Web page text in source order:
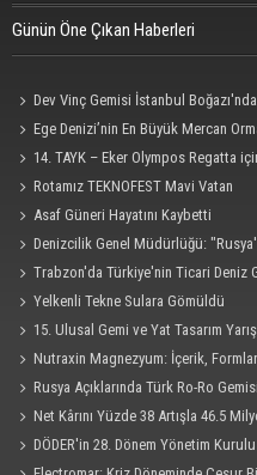
Günün Öne Çıkan Haberleri
Dev Vinç Gemisi İstanbul
Ege Denizi’nin En Büyük Mercan
14. TAYK – Eker Olympos Regatta
Rotamız TEKNOFEST Mavi Vatan
Asaf Güneri Hayatını Kaybetti
Denizcilik Genel Müdürlüğü:
Saldırısına Uğradı"
Trabzon'da Türkiye'nin Ticari Deniz
Yelkenli Tekne Sulara Gömüldü
15. Ulusal Gemi ve Yat Tasarım
Uzatıldı
Nutraxin Magnezyum: İçerik,
Rusya Açıklarında Türk Ro-Ro
Net Kârını Yüzde 38 Artışla 46.5
DÖDER'in 28. Dönem Yönetim